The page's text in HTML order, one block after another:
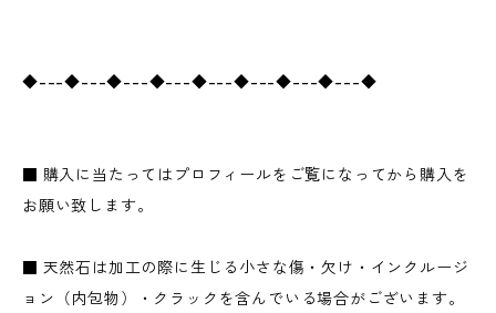
◆---◆---◆---◆---◆---◆---◆---◆---◆
■ 購入に当たってはプロフィールをご覧になってから購入を
お願い致します。
■ 天然石は加工の際に生じる小さな傷・欠け・インクルージ
ョン（内包物）・クラックを含んでいる場合がございます。